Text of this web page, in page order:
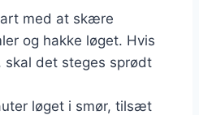
med at skære
og hakke løget. Hvis
skal det steges sprødt
løget i smør, tilsæt